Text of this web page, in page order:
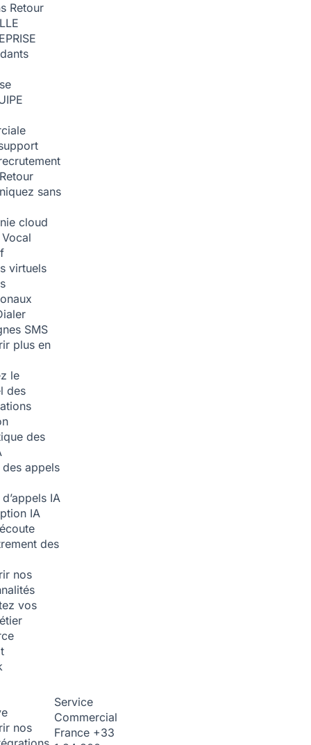
Retour
Retour
sans
cloud
virtuels
SMS
plus en
le
des
des
appels
IA
IA
des
nos
vos
nos
Service
Commercial
France +33